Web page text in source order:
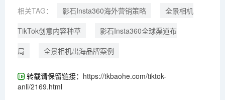
相关TAG： 影石Insta360海外营销策略
全景相机
TikTok创意内容种草
影石Insta360全球渠道布
局
全景相机出海品牌案例
转载请保留链接： https://tkbaohe.com/tiktok-
anli/2169.html